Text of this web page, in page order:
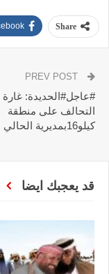
Share
#عاجل#الحديدة: غارة
التحالف على منطقة
كيلو16بمديرية الحالي
قد يعجبك ايضا